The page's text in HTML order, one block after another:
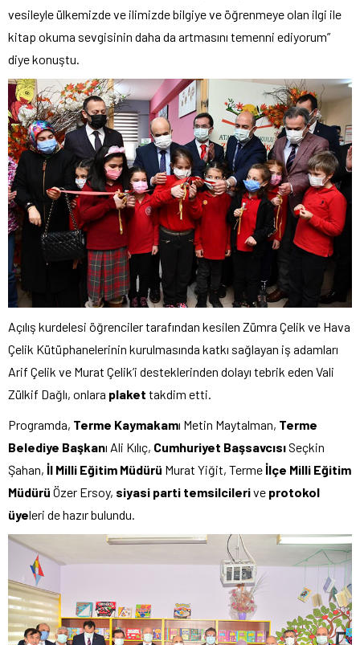
vesileyle ülkemizde ve ilimizde bilgiye ve öğrenmeye olan ilgi ile
kitap okuma sevgisinin daha da artmasını temenni ediyorum”
diye konuştu.
Açılış kurdelesi öğrenciler tarafından kesilen Zümra Çelik ve Hava
Çelik Kütüphanelerinin kurulmasında katkı sağlayan iş adamları
Arif Çelik ve Murat Çelik’i desteklerinden dolayı tebrik eden Vali
Zülkif Dağlı, onlara plaket takdim etti.
Programda, Terme Kaymakamı Metin Maytalman, Terme
Belediye Başkanı Ali Kılıç, Cumhuriyet BaşsavcısıSeçkin
Şahan, İl Milli Eğitim Müdürü Murat Yiğit, Terme İlçe Milli Eğitim
Müdürü Özer Ersoy, siyasi parti temsilcilerive protokol
üyeleri de hazır bulundu.